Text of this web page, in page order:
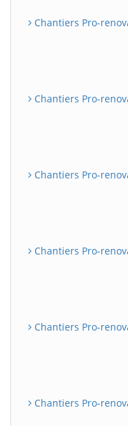
Chantiers Pro-
Chantiers Pro-
Chantiers Pro-
Chantiers Pro-
Chantiers Pro-
Chantiers Pro-